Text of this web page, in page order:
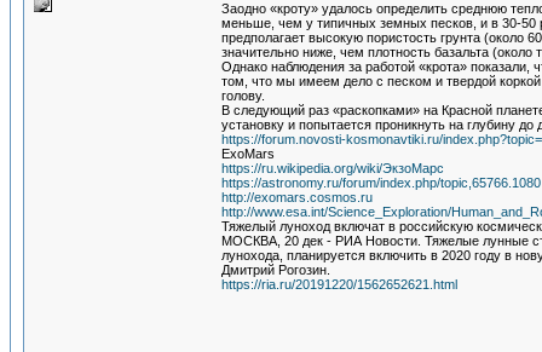
Заодно «кроту» удалось определить среднюю
меньше, чем у типичных земных песков, и в 30-50
предполагает высокую пористость грунта (около
значительно ниже, чем плотность базальта
Однако наблюдения за работой «крота»
том, что мы имеем дело с песком и твердой
голову.
В следующий раз «раскопками» на Красной
установку и попытается проникнуть на глубину
https://forum.novosti-kosmonavtiki.ru/
ExoMars
https://ru.wikipedia.org/wiki/ЭкзоМарс
https://astronomy.ru/forum/index.php/
http://exomars.cosmos.ru
http://www.esa.int/Science_Exploration/
Тяжелый луноход включат в российскую
МОСКВА, 20 дек - РИА Новости. Тяжелые лунные
лунохода, планируется включить в 2020 году в
Дмитрий Рогозин.
https://ria.ru/20191220/1562652621.html